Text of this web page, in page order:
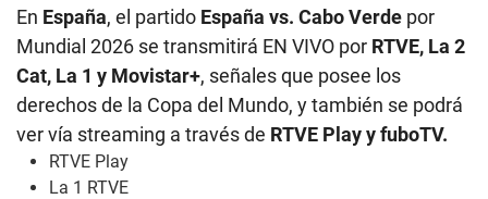
En España, el partido España vs. Cabo Verde por
Mundial 2026 se transmitirá EN VIVO por RTVE, La 2
Cat, La 1 y Movistar+, señales que posee los
derechos de la Copa del Mundo, y también se podrá
ver vía streaming a través de RTVE Play y fuboTV.
RTVE Play
La 1 RTVE